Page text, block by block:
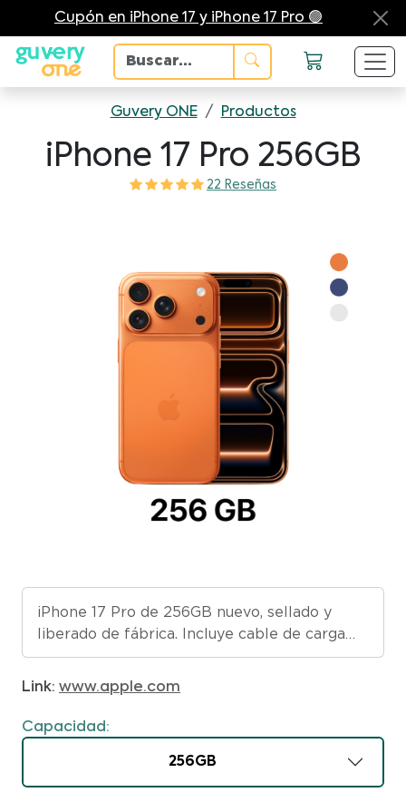
Cupón en iPhone 17 y iPhone 17 Pro 🟢
Guvery ONE/ Productos
iPhone 17 Pro 256GB
22 Reseñas
iPhone 17 Pro de 256GB nuevo, sellado y
liberado de fábrica. Incluye cable de carga
USB-C de 1 metro.
Link: www.apple.com
Capacidad:
256GB